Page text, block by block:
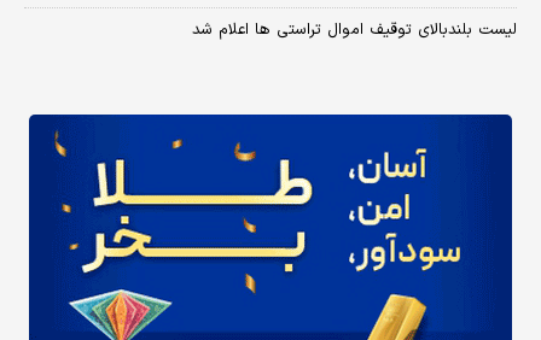
لیست بلندبالای توقیف اموال تراستی ها اعلام شد